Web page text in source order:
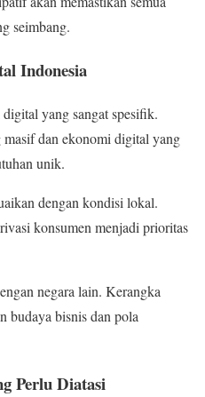
seimbang.
Indonesia
yang sangat spesifik.
dan ekonomi digital yang
unik.
dengan kondisi lokal.
konsumen menjadi prioritas
negara lain. Kerangka
budaya bisnis dan pola
Perlu Diatasi